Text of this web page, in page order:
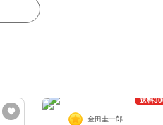
送料
金田圭一郎